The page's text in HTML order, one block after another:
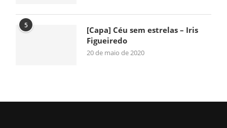
5
[Capa] Céu sem estrelas – Iris
Figueiredo
20 de maio de 2020